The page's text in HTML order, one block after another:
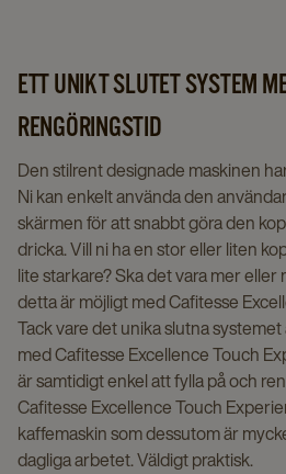
ETT UNIKT SLUTET SYSTEM
RENGÖRINGSTID
Den stilrent designade maskinen
Ni kan enkelt använda den
skärmen för att snabbt göra den
dricka. Vill ni ha en stor eller liten
lite starkare? Ska det vara mer
detta är möjligt med Cafitesse
Tack vare det unika slutna
med Cafitesse Excellence Touch
är samtidigt enkel att fylla på och
Cafitesse Excellence Touch
kaffemaskin som dessutom är
dagliga arbetet. Väldigt praktisk.